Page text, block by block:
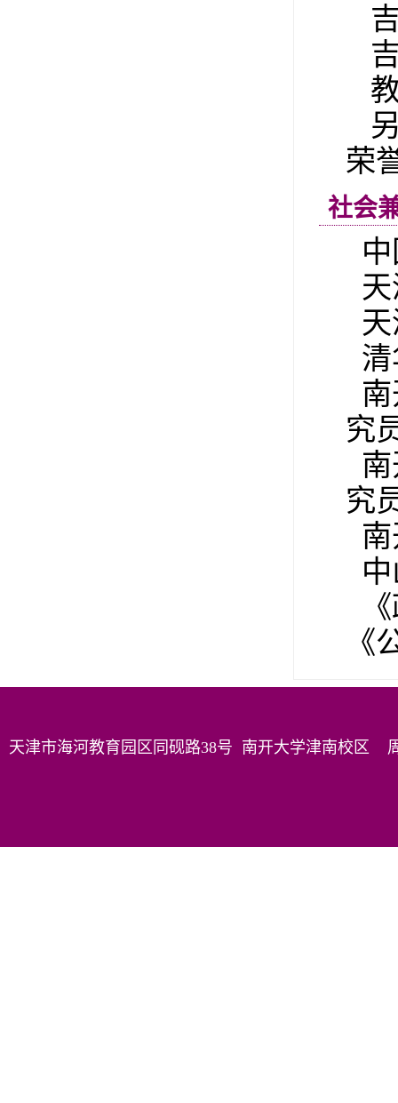
荣
社会
究
究
《
天津市海河教育园区同砚路38号 南开大学津南校区